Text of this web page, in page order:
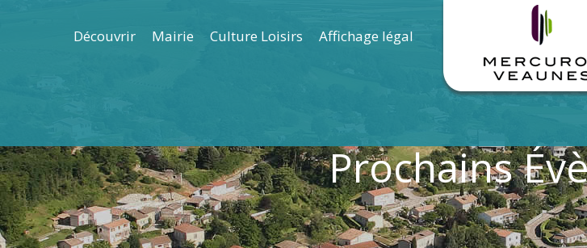
Découvrir Mairie Culture Loisirs Affichage légal
Prochains